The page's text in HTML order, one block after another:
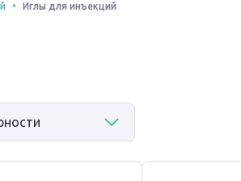
Иглы для инъекций